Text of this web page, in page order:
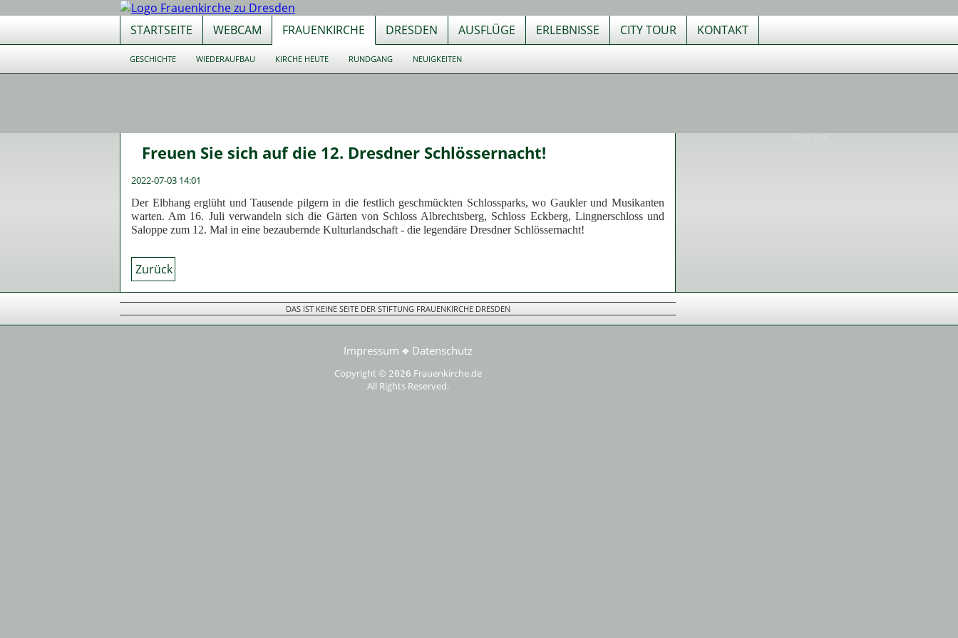
STARTSEITE WEBCAM FRAUENKIRCHE DRESDEN AUSFLÜGE ERLEBNISSE CITY TOUR KONTAKT
GESCHICHTE WIEDERAUFBAU KIRCHE HEUTE RUNDGANG NEUIGKEITEN
Freuen Sie sich auf die 12. Dresdner Schlössernacht!
2022-07-03 14:01
Der Elbhang erglüht und Tausende pilgern in die festlich geschmückten Schlossparks, wo Gaukler und Musikanten
warten. Am 16. Juli verwandeln sich die Gärten von Schloss Albrechtsberg, Schloss Eckberg, Lingnerschloss und
Saloppe zum 12. Mal in eine bezaubernde Kulturlandschaft - die legendäre Dresdner Schlössernacht!
Zurück
DAS IST KEINE SEITE DER STIFTUNG FRAUENKIRCHE DRESDEN
Impressum ❖ Datenschutz
Copyright © 2026 Frauenkirche.de
All Rights Reserved.